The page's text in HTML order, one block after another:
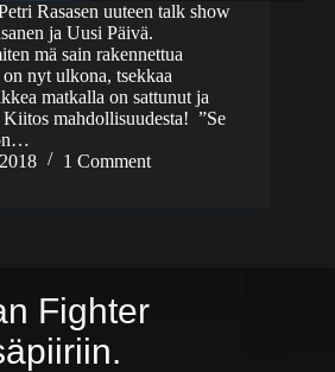
Rasasen uuteen talk show
ja Uusi Päivä.
mä sain rakennettua
nyt ulkona, tsekkaa
matkalla on sattunut ja
mahdollisuudesta! ”Se
1 Comment
Fighter